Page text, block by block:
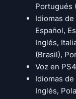
Portugués
Idiomas
Español,
Inglés,
(Brasil),
Voz en
Idiomas
Inglés,